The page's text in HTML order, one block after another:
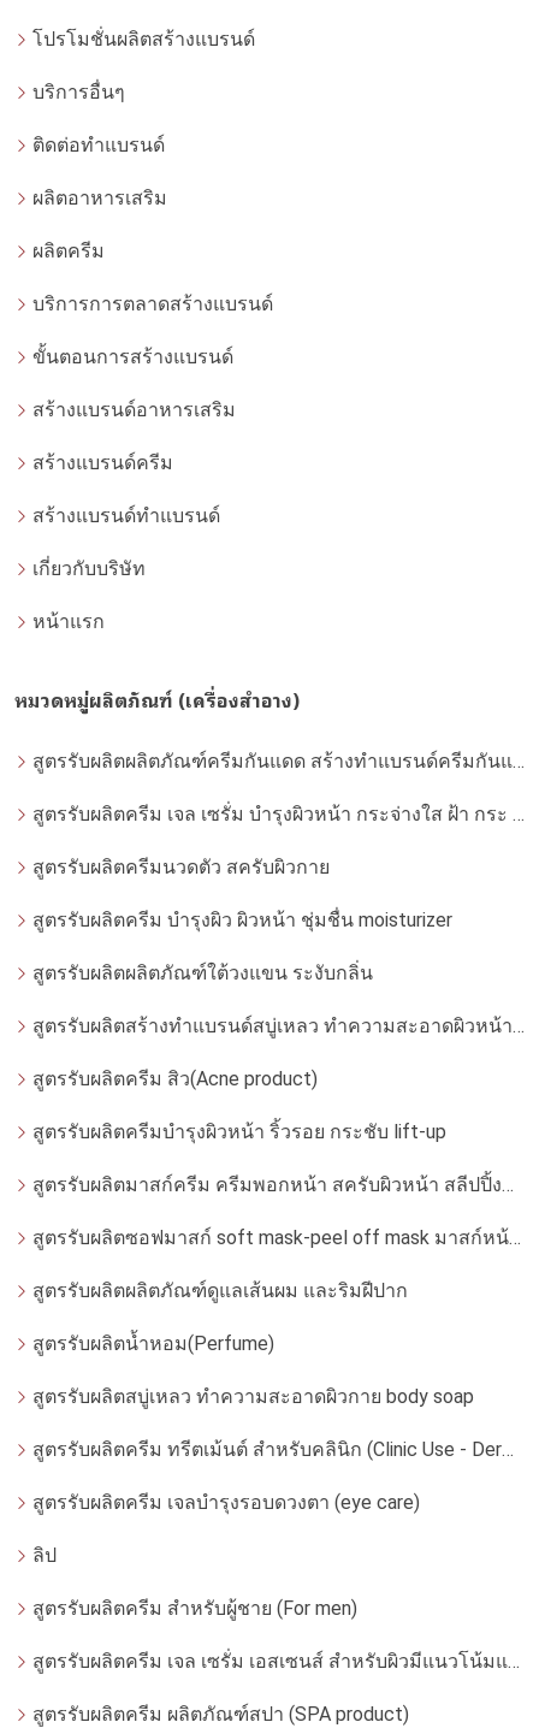
โปรโมชั่นผลิตสร้างแบรนด์
บริการอื่นๆ
ติดต่อทำแบรนด์
ผลิตอาหารเสริม
ผลิตครีม
บริการการตลาดสร้างแบรนด์
ขั้นตอนการสร้างแบรนด์
สร้างแบรนด์อาหารเสริม
สร้างแบรนด์ครีม
สร้างแบรนด์ทำแบรนด์
เกี่ยวกับบริษัท
หน้าแรก
หมวดหมู่ผลิตภัณฑ์ (เครื่องสำอาง)
สูตรรับผลิตผลิตภัณฑ์ครีมกันแดด สร้างทำแบรนด์ครีมกันแดด โดยโรงงานผลิตที่ได้มาตรฐาน
สูตรรับผลิตครีม เจล เซรั่ม บำรุงผิวหน้า กระจ่างใส ฝ้า กระ จุดด่างดำ whitening
สูตรรับผลิตครีมนวดตัว สครับผิวกาย
สูตรรับผลิตครีม บำรุงผิว ผิวหน้า ชุ่มชื่น moisturizer
สูตรรับผลิตผลิตภัณฑ์ใต้วงแขน ระงับกลิ่น
สูตรรับผลิตสร้างทำแบรนด์สบู่เหลว ทำความสะอาดผิวหน้า โฟมล้างหน้า
สูตรรับผลิตครีม สิว(Acne product)
สูตรรับผลิตครีมบำรุงผิวหน้า ริ้วรอย กระชับ lift-up
สูตรรับผลิตมาสก์ครีม ครีมพอกหน้า สครับผิวหน้า สลีปปิ้งมาสก์
สูตรรับผลิตซอฟมาสก์ soft mask-peel off mask มาสก์หน้ากากอ่อน
สูตรรับผลิตผลิตภัณฑ์ดูแลเส้นผม และริมฝีปาก
สูตรรับผลิตน้ำหอม(Perfume)
สูตรรับผลิตสบู่เหลว ทำความสะอาดผิวกาย body soap
สูตรรับผลิตครีม ทรีตเม้นต์ สำหรับคลินิก (Clinic Use - Dermatologist)
สูตรรับผลิตครีม เจลบำรุงรอบดวงตา (eye care)
ลิป
สูตรรับผลิตครีม สำหรับผู้ชาย (For men)
สูตรรับผลิตครีม เจล เซรั่ม เอสเซนส์ สำหรับผิวมีแนวโน้มแพ้ง่าย
สูตรรับผลิตครีม ผลิตภัณฑ์สปา (SPA product)